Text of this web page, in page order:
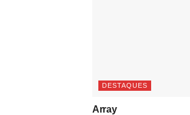
DESTAQUES
Array